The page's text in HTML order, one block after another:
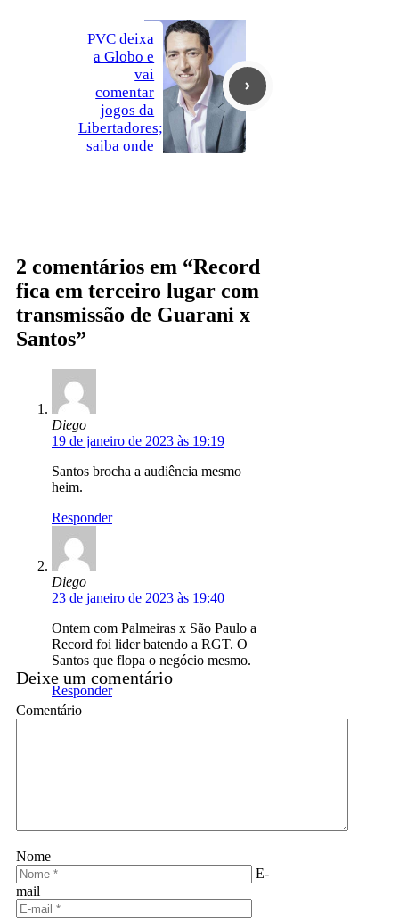
PVC deixa
a Globo e
vai
comentar
jogos da
Libertadores;
saiba onde
2 comentários em “Record
fica em terceiro lugar com
transmissão de Guarani x
Santos”
Diego
19 de janeiro de 2023 às 19:19
Santos brocha a audiência mesmo
heim.
Responder
Diego
23 de janeiro de 2023 às 19:40
Ontem com Palmeiras x São Paulo a
Record foi lider batendo a RGT. O
Santos que flopa o negócio mesmo.
Responder
Deixe um comentário
Comentário
Nome
E-
mail